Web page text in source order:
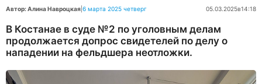
Автор: Алина Навроцкая 6 марта 2025 четверг 05.03.2025в14:18
В Костанае в суде №2 по уголовным делам
продолжается допрос свидетелей по делу о
нападении на фельдшера неотложки.